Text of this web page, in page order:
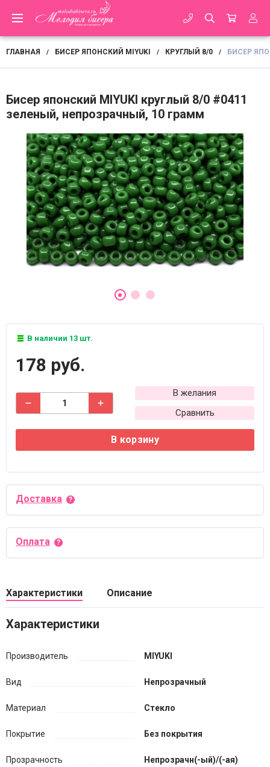
ГЛАВНАЯ / БИСЕР ЯПОНСКИЙ MIYUKI / КРУГЛЫЙ 8/0 / БИСЕР
Бисер японский MIYUKI круглый 8/0 #0411
зеленый, непрозрачный, 10 грамм
В наличии 13 шт.
178 руб.
В желания
Сравнить
В корзину
Доставка
Оплата
Характеристики Описание
Характеристики
Производитель MIYUKI
Вид Непрозрачный
Материал Стекло
Покрытие Без покрытия
Прозрачность Непрозрачн(-ый)/(-ая)